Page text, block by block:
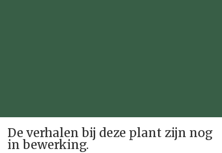
De verhalen bij deze plant zijn nog
in bewerking.